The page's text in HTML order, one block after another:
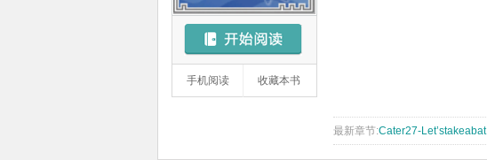
手机阅读 收藏本书
最新章节:Cater27-Let’stakeabat